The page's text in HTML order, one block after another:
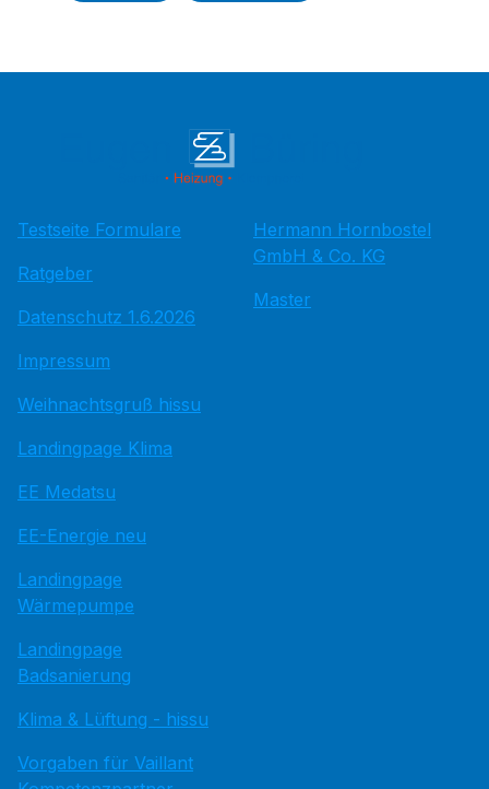
Testseite Formulare
Ratgeber
Datenschutz 1.6.2026
Impressum
Weihnachtsgruß hissu
Landingpage Klima
EE Medatsu
EE-Energie neu
Landingpage
Wärmepumpe
Landingpage
Badsanierung
Klima & Lüftung - hissu
Vorgaben für Vaillant
Hermann Hornbostel
GmbH & Co. KG
Master